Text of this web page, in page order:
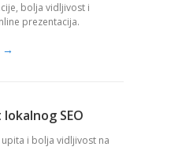
bolja vidljivost i
prezentacija.
→
SEO
upita i bolja vidljivost na